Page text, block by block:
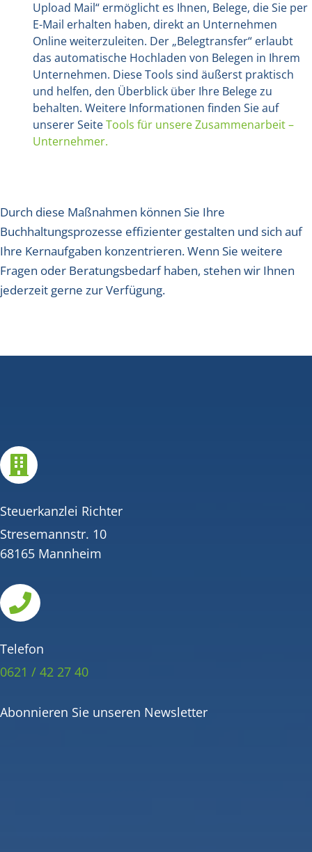
Upload Mail“ ermöglicht es Ihnen, Belege, die Sie per
E-Mail erhalten haben, direkt an Unternehmen
Online weiterzuleiten. Der „Belegtransfer“ erlaubt
das automatische Hochladen von Belegen in Ihrem
Unternehmen. Diese Tools sind äußerst praktisch
und helfen, den Überblick über Ihre Belege zu
behalten. Weitere Informationen finden Sie auf
unserer SeiteTools für unsere Zusammenarbeit –
Unternehmer.
Durch diese Maßnahmen können Sie Ihre
Buchhaltungsprozesse effizienter gestalten und sich auf
Ihre Kernaufgaben konzentrieren. Wenn Sie weitere
Fragen oder Beratungsbedarf haben, stehen wir Ihnen
jederzeit gerne zur Verfügung.

Steuerkanzlei Richter
Stresemannstr. 10
68165 Mannheim

Telefon
0621 / 42 27 40
Abonnieren Sie unseren Newsletter